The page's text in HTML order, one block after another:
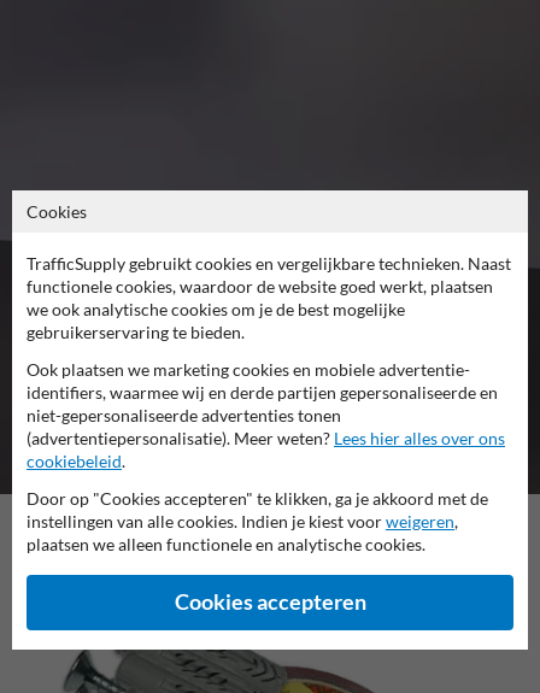
Bevestigingsoplossingen
voor elk huisnummer!
Cookies
TrafficSupply gebruikt cookies en vergelijkbare technieken. Naast
functionele cookies, waardoor de website goed werkt, plaatsen
we ook analytische cookies om je de best mogelijke
gebruikerservaring te bieden.
Ook plaatsen we marketing cookies en mobiele advertentie-
identifiers, waarmee wij en derde partijen gepersonaliseerde en
niet-gepersonaliseerde advertenties tonen
(advertentiepersonalisatie). Meer weten? Lees hier alles over ons
cookiebeleid.
Door op "Cookies accepteren" te klikken, ga je akkoord met de
instellingen van alle cookies. Indien je kiest voorweigeren,
plaatsen we alleen functionele en analytische cookies.
Cookies accepteren